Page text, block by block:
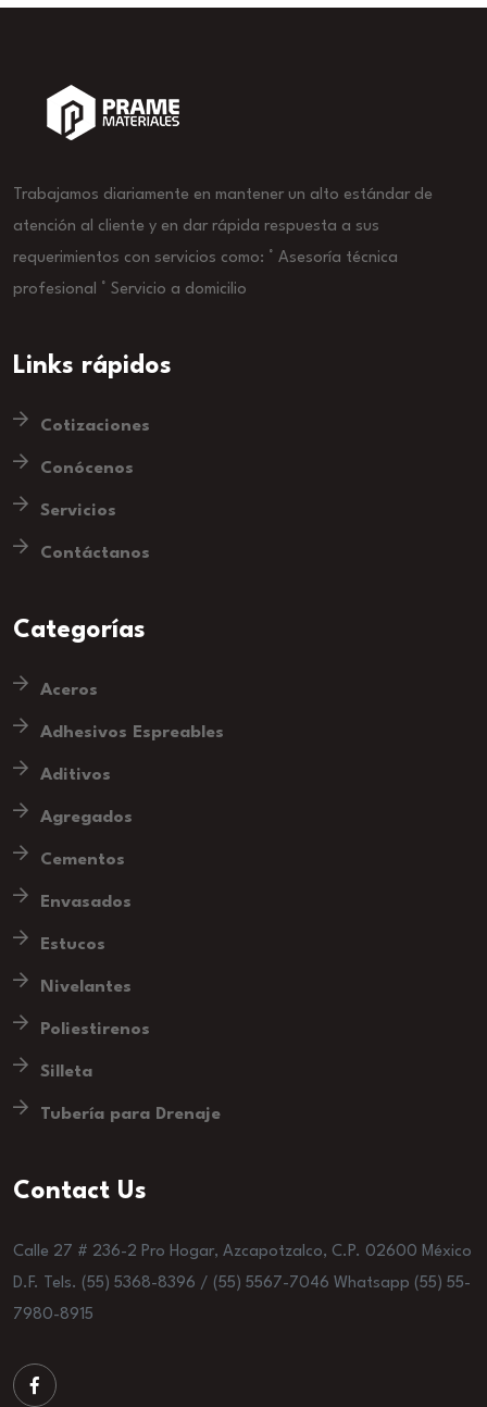
Trabajamos diariamente en mantener un alto estándar de
atención al cliente y en dar rápida respuesta a sus
requerimientos con servicios como: ° Asesoría técnica
profesional ° Servicio a domicilio
Links rápidos
Cotizaciones
Conócenos
Servicios
Contáctanos
Categorías
Aceros
Adhesivos Espreables
Aditivos
Agregados
Cementos
Envasados
Estucos
Nivelantes
Poliestirenos
Silleta
Tubería para Drenaje
Contact Us
Calle 27 # 236-2 Pro Hogar, Azcapotzalco, C.P. 02600 México
D.F. Tels. (55) 5368-8396 / (55) 5567-7046 Whatsapp (55) 55-
7980-8915